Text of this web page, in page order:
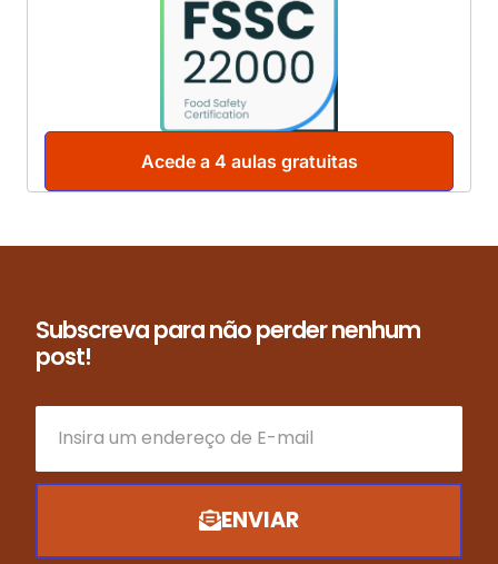
Acede a 4 aulas gratuitas
Subscreva para não perder nenhum
post!
ENVIAR